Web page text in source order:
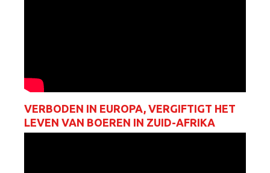
VERBODEN IN EUROPA, VERGIFTIGT HET
LEVEN VAN BOEREN IN ZUID-AFRIKA